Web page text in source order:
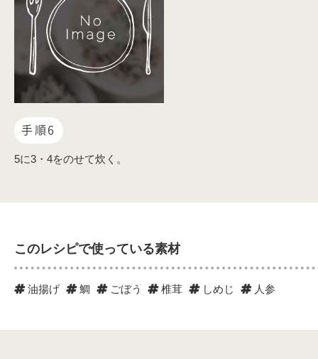
手順6
5に3・4をのせて炊く。
このレシピで使っている素材
油揚げ 鯛 ごぼう 椎茸 しめじ 人参